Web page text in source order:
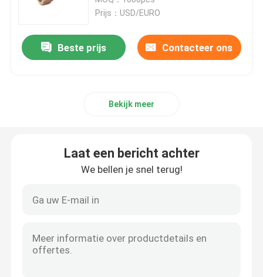
MESSINGSbaar
Prijs：USD/EURO
Beste prijs Contacteer ons
Bekijk meer
Laat een bericht achter
We bellen je snel terug!